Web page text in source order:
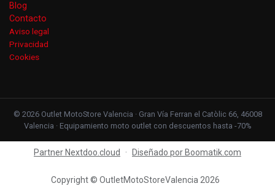
Blog
Contacto
Aviso legal
Privacidad
Cookies
© 2026 Outlet MotoStore Valencia · Gran Vía Ferran el Catòlic 66, 46008
Valencia · Equipamiento moto outlet con descuentos hasta -70%
Partner Nextdoo.cloud · Diseñado por Boomatik.com
Copyright © OutletMotoStoreValencia 2026